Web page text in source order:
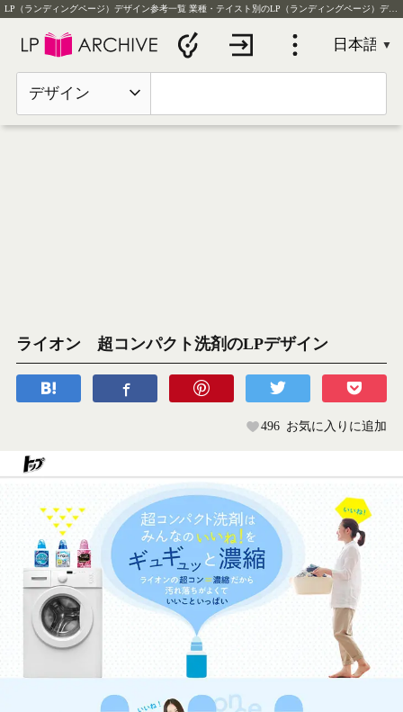
LP（ランディングページ）デザイン参考一覧 業種・テイスト別のLP（ランディングページ）デザイン実例を毎日更新
デザイン
ライオン 超コンパクト洗剤のLPデザイン
496 お気に入りに追加